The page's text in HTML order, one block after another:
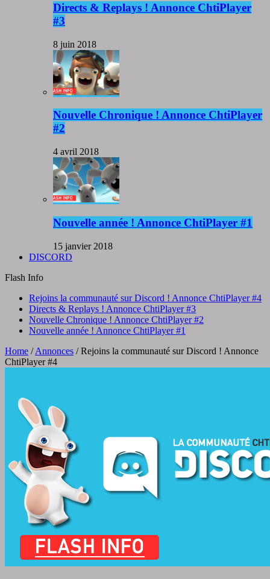
Directs & Replays ! Annonce ChtiPlayer
#3
8 juin 2018
Nouvelle Chronique ! Annonce ChtiPlayer
#2
4 avril 2018
Nouvelle année ! Annonce ChtiPlayer #1
15 janvier 2018
DISCORD
Flash Info
Rejoins la communauté sur Discord ! Annonce ChtiPlayer #4
Directs & Replays ! Annonce ChtiPlayer #3
Nouvelle Chronique ! Annonce ChtiPlayer #2
Nouvelle année ! Annonce ChtiPlayer #1
Home / Annonces / Rejoins la communauté sur Discord ! Annonce
ChtiPlayer #4